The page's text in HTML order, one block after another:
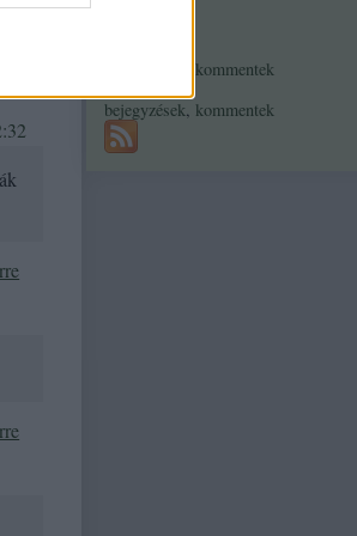
kommentek
bejegyzések, kommentek